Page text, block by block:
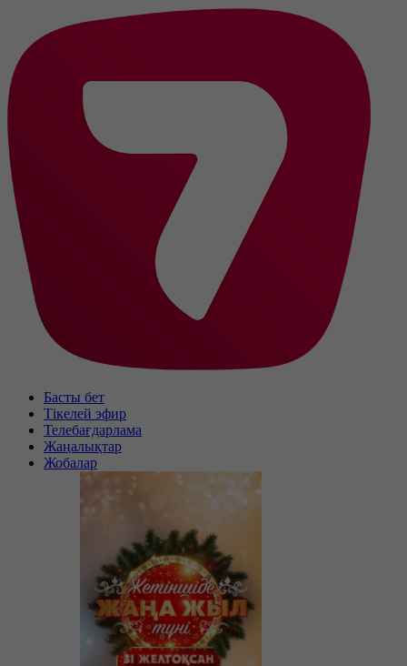
Басты бет
Тікелей эфир
Телебағдарлама
Жаңалықтар
Жобалар